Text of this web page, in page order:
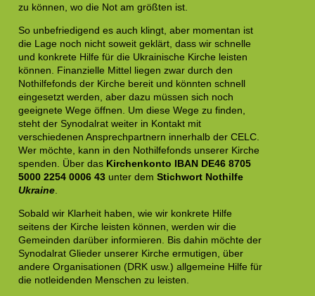
zu können, wo die Not am größten ist.
So unbefriedigend es auch klingt, aber momentan ist
die Lage noch nicht soweit geklärt, dass wir schnelle
und konkrete Hilfe für die Ukrainische Kirche leisten
können. Finanzielle Mittel liegen zwar durch den
Nothilfefonds der Kirche bereit und könnten schnell
eingesetzt werden, aber dazu müssen sich noch
geeignete Wege öffnen. Um diese Wege zu finden,
steht der Synodalrat weiter in Kontakt mit
verschiedenen Ansprechpartnern innerhalb der CELC.
Wer möchte, kann in den Nothilfefonds unserer Kirche
spenden. Über das Kirchenkonto IBAN DE46 8705
5000 2254 0006 43 unter demStichwort Nothilfe
Ukraine
Sobald wir Klarheit haben, wie wir konkrete Hilfe
seitens der Kirche leisten können, werden wir die
Gemeinden darüber informieren. Bis dahin möchte der
Synodalrat Glieder unserer Kirche ermutigen, über
andere Organisationen (DRK usw.) allgemeine Hilfe für
die notleidenden Menschen zu leisten.